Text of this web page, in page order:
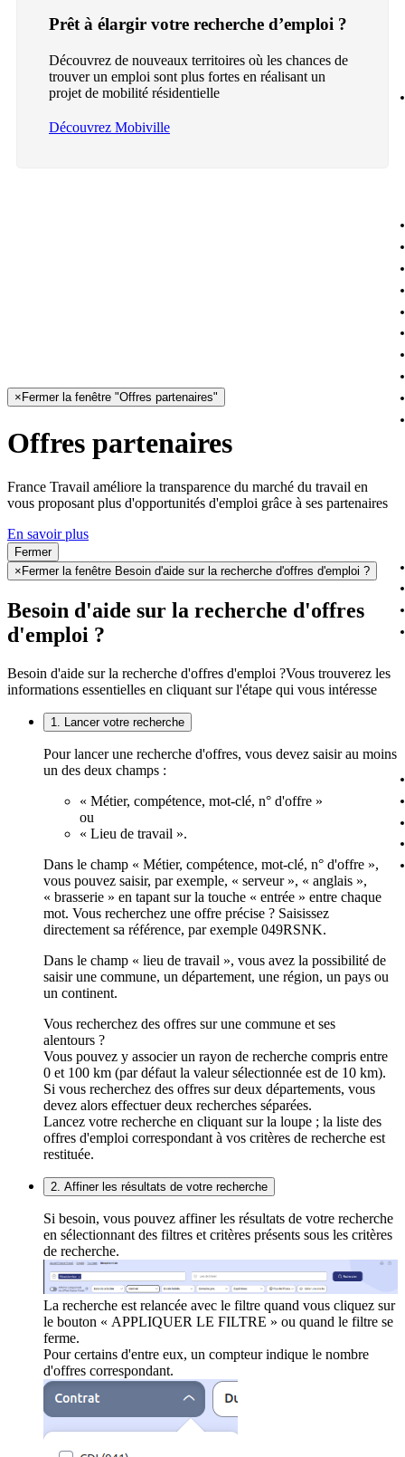
Prêt à élargir votre recherche d’emploi ?
Découvrez de nouveaux territoires où les chances de
trouver un emploi sont plus fortes en réalisant un
projet de mobilité résidentielle
Découvrez Mobiville
× Fermer la fenêtre "Offres partenaires"
Offres partenaires
France Travail améliore la transparence du marché du travail en
vous proposant plus d'opportunités d'emploi grâce à ses partenaires
En savoir plus
Fermer
× Fermer la fenêtre Besoin d'aide sur la recherche d'offres d'emploi ?
Besoin d'aide sur la recherche d'offres
d'emploi ?
Besoin d'aide sur la recherche d'offres d'emploi ?Vous trouverez les
informations essentielles en cliquant sur l'étape qui vous intéresse
1. Lancer votre recherche
Pour lancer une recherche d'offres, vous devez saisir au moins
un des deux champs :
« Métier, compétence, mot-clé, n° d'offre »
ou
« Lieu de travail ».
Dans le champ « Métier, compétence, mot-clé, n° d'offre »,
vous pouvez saisir, par exemple, « serveur », « anglais »,
« brasserie » en tapant sur la touche « entrée » entre chaque
mot. Vous recherchez une offre précise ? Saisissez
directement sa référence, par exemple 049RSNK.
Dans le champ « lieu de travail », vous avez la possibilité de
saisir une commune, un département, une région, un pays ou
un continent.
Vous recherchez des offres sur une commune et ses
alentours ?
Vous pouvez y associer un rayon de recherche compris entre
0 et 100 km (par défaut la valeur sélectionnée est de 10 km).
Si vous recherchez des offres sur deux départements, vous
devez alors effectuer deux recherches séparées.
Lancez votre recherche en cliquant sur la loupe ; la liste des
offres d'emploi correspondant à vos critères de recherche est
restituée.
2. Affiner les résultats de votre recherche
Si besoin, vous pouvez affiner les résultats de votre recherche
en sélectionnant des filtres et critères présents sous les critères
de recherche.
La recherche est relancée avec le filtre quand vous cliquez sur
le bouton « APPLIQUER LE FILTRE » ou quand le filtre se
ferme.
Pour certains d'entre eux, un compteur indique le nombre
d'offres correspondant.